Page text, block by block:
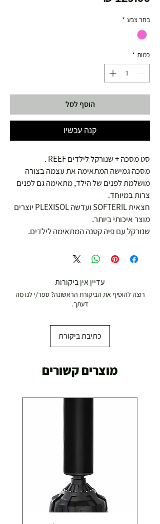
בחר צבע *
כמות *
הוסף לסל
קנה עכשיו
סט מסכה + שנורקל לילדים REEF .
מסכה גמישה המתאימה את עצמה בצורה
מושלמת לפנים של הילד, מתאימה גם לפנים
צרות במיוחד.
חצאית SOFTERIL ועדשה PLEXISOL יוצרים
מוצר איכותי ביותר.
שנורקל עם פיה קטנה המתאימה לילדים.
עדיין אין ביקורות
רוצה להוסיף את הביקורת הראשונה? ספר/י לנו מה
דעתך.
כתיבת ביקורת
מוצרים קשורים